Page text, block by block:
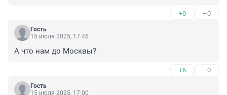
+0 –0
Гость
15 июля 2025, 17:46
А что нам до Москвы?
+6 –0
Гость
15 июля 2025, 17:00